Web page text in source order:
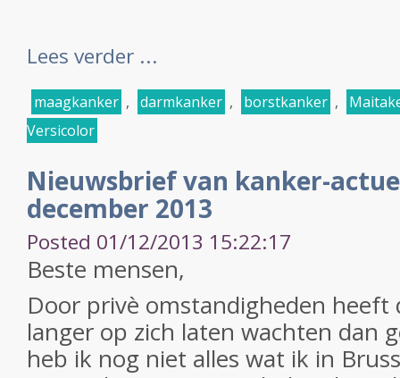
Lees verder ...
maagkanker , darmkanker , borstkanker ,
Versicolor
Nieuwsbrief van kanker-
december 2013
Posted 01/12/2013 15:22:17
Beste mensen,
Door privè omstandigheden
langer op zich laten wachten dan
heb ik nog niet alles wat ik in